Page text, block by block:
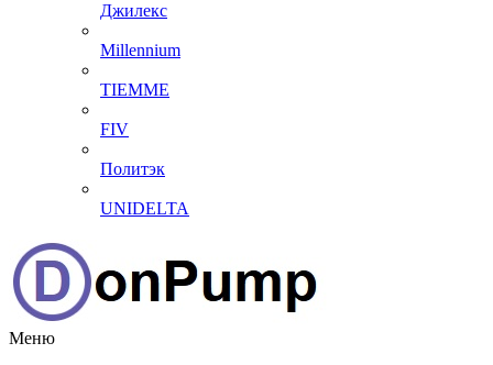
Джилекс
Millennium
TIEMME
FIV
Политэк
UNIDELTA
Меню